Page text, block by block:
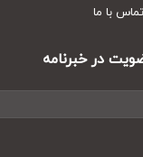
با ما
در خبرنامه